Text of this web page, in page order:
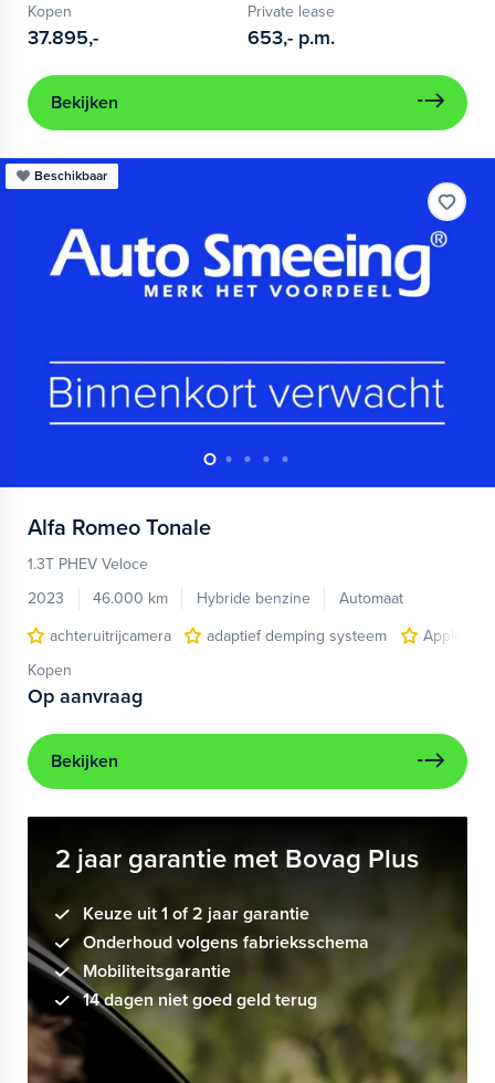
Kopen
37.895,-
Private lease
653,- p.m.
Bekijken
Beschikbaar
Alfa Romeo Tonale
1.3T PHEV Veloce
2023
46.000 km Hybride benzine
Automaat
achteruitrijcamera
adaptief demping systeem
Apple
Kopen
Op aanvraag
Bekijken
2 jaar garantie met Bovag Plus
Keuze uit 1 of 2 jaar garantie
Onderhoud volgens fabrieksschema
Mobiliteitsgarantie
14 dagen niet goed geld terug